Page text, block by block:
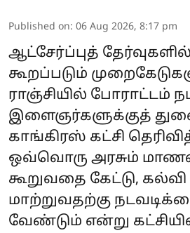
Published on: 06 Aug 2026, 8:17 pm
ஆட்சேர்ப்புத்
கூறப்படும்
ராஞ்சியில் போராட்டம்
இளைஞர்களுக்குத்
காங்கிரஸ் கட்சி
ஒவ்வொரு அரசும்
கூறுவதை கேட்டு,
மாற்றுவதற்கு
வேண்டும் என்று